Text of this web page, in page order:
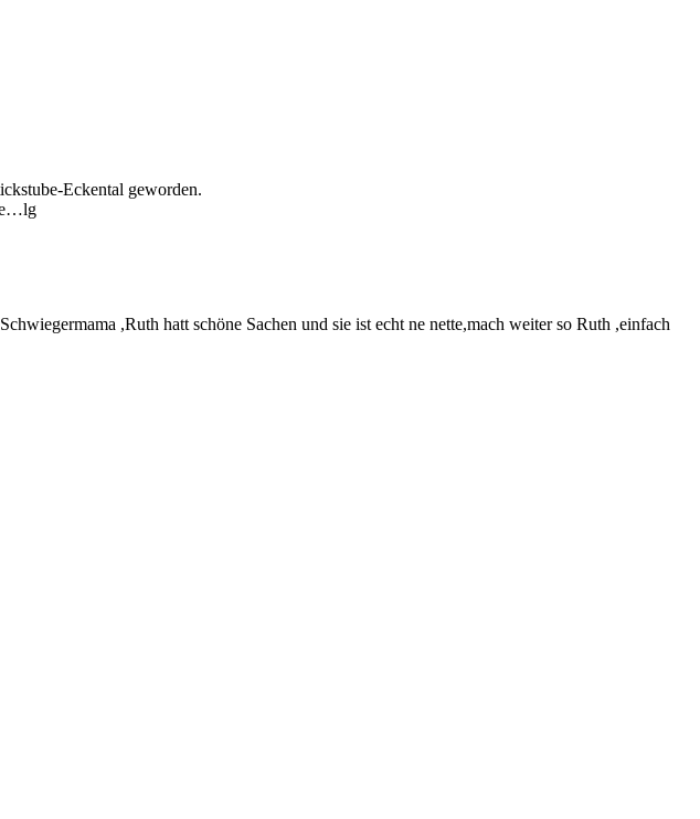
Eckental geworden.
,Ruth hatt schöne Sachen und sie ist echt ne nette,mach weiter so Ruth ,einfach